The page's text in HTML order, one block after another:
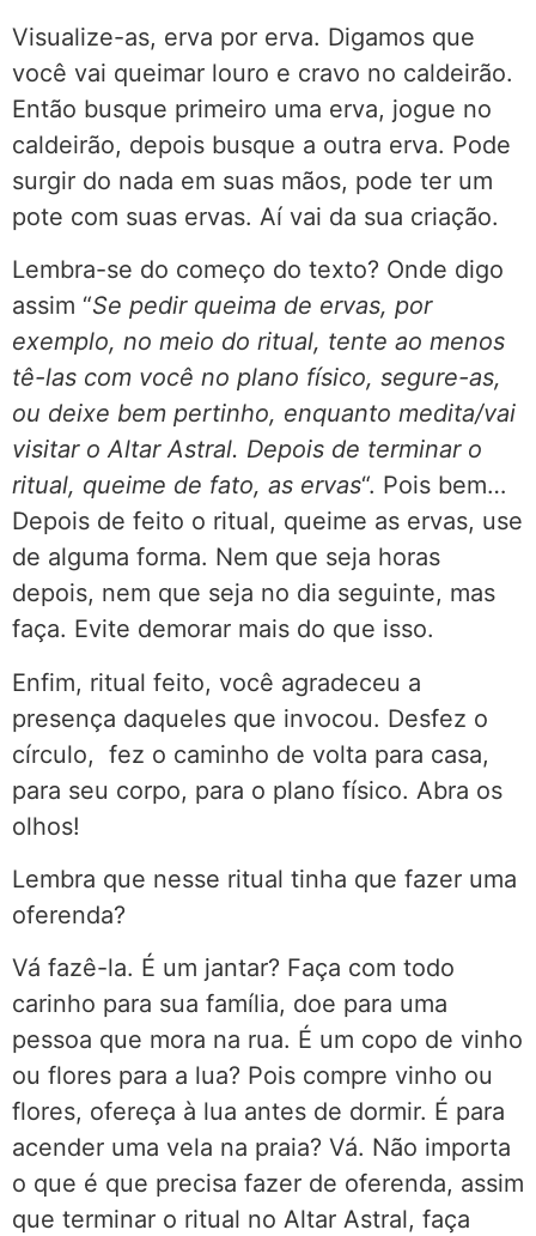
Visualize-as, erva por erva. Digamos que
você vai queimar louro e cravo no caldeirão.
Então busque primeiro uma erva, jogue no
caldeirão, depois busque a outra erva. Pode
surgir do nada em suas mãos, pode ter um
pote com suas ervas. Aí vai da sua criação.
Lembra-se do começo do texto? Onde digo
assim “Se pedir queima de ervas, por
exemplo, no meio do ritual, tente ao menos
tê-las com você no plano físico, segure-as,
ou deixe bem pertinho, enquanto medita/vai
visitar o Altar Astral. Depois de terminar o
ritual, queime de fato, as ervas“. Pois bem…
Depois de feito o ritual, queime as ervas, use
de alguma forma. Nem que seja horas
depois, nem que seja no dia seguinte, mas
faça. Evite demorar mais do que isso.
Enfim, ritual feito, você agradeceu a
presença daqueles que invocou. Desfez o
círculo, fez o caminho de volta para casa,
para seu corpo, para o plano físico. Abra os
olhos!
Lembra que nesse ritual tinha que fazer uma
oferenda?
Vá fazê-la. É um jantar? Faça com todo
carinho para sua família, doe para uma
pessoa que mora na rua. É um copo de vinho
ou flores para a lua? Pois compre vinho ou
flores, ofereça à lua antes de dormir. É para
acender uma vela na praia? Vá. Não importa
o que é que precisa fazer de oferenda, assim
que terminar o ritual no Altar Astral, faça